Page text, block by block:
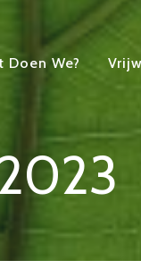
Doen We?